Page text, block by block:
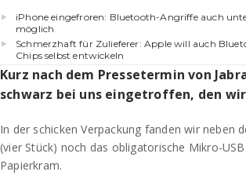
iPhone eingefroren: Bluetooth-Angriffe auch
möglich
Schmerzhaft für Zulieferer: Apple will auch
Chips selbst entwickeln
Kurz nach dem Pressetermin von
schwarz bei uns eingetroffen, den
In der schicken Verpackung fanden wir neben
(vier Stück) noch das obligatorische Mikro-
Papierkram.